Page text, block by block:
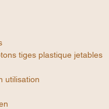
tiges plastique jetables
utilisation